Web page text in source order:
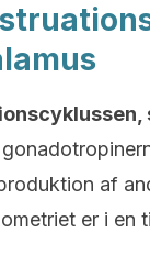
af
er i en